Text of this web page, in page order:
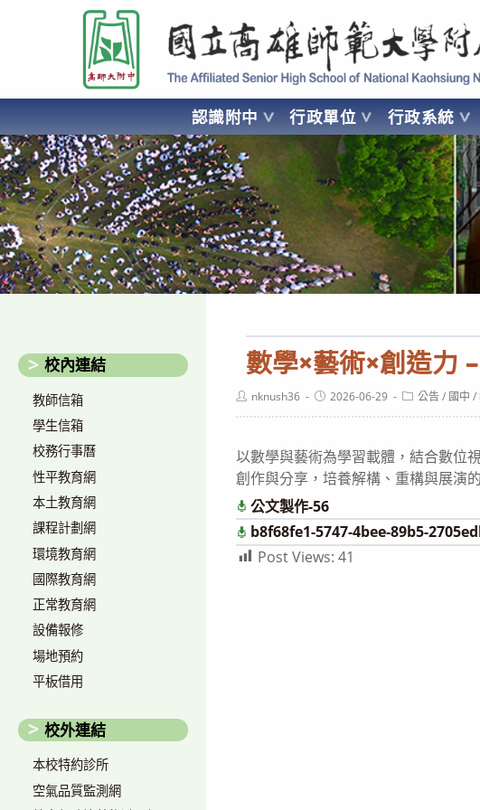
要
容
國立高雄師範大學附屬高級中學 Affiliated Senior High School of National
認識附中 行政單位 行政系統
AFFILIATED SENIOR HIGH SCHOOL OF NATIONAL KAOHSIUNG
數學×藝術×創造力
Postnknush36
Post2026-06-29
Post公告 / 國中 /
以數學與藝術為學習載體，結合數位
創作與分享，培養解構、重構與展演
公文製作-56
b8f68fe1-5747-4bee-89b5-
Post Views: 41
校內連結
教師信箱
學生信箱
校務行事曆
性平教育網
本土教育網
課程計劃網
環境教育網
國際教育網
正常教育網
設備報修
場地預約
平板借用
校外連結
本校特約診所
空氣品質監測網